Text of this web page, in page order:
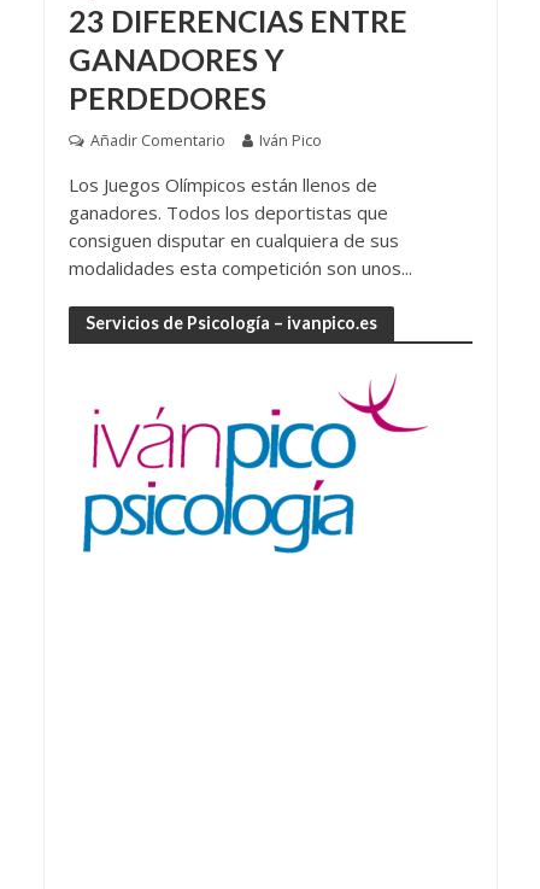
23 DIFERENCIAS ENTRE
GANADORES Y
PERDEDORES
Añadir Comentario Iván Pico
Los Juegos Olímpicos están llenos de
ganadores. Todos los deportistas que
consiguen disputar en cualquiera de sus
modalidades esta competición son unos...
Servicios de Psicología – ivanpico.es